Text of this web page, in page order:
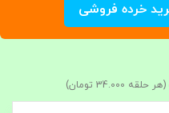
خرده فروشی